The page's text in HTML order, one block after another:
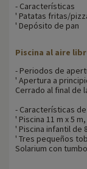
- Características
' Patatas fritas/
' Depósito de pan
Piscina al aire
- Periodos de
' Apertura a
Cerrado al final de
- Características
' Piscina 11 m x 5
' Piscina infantil de
' Tres pequeños
Solarium con